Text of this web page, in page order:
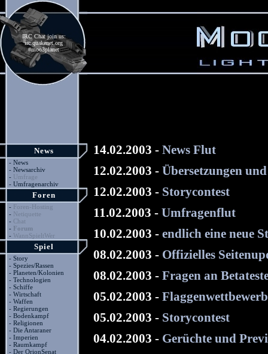
IRC Chat join us:
irc.quakenet.org
#moo3planet
News
- News
- Newsarchiv
- Umfrage
- Umfragenarchiv
Foren
- Foren-Hosting
- Netiquette
- Chat
- Forum
- WannSpieltWer
Spiel
- Story
- Spezies/Rassen
- Planeten/Kolonien
- Technologien
- Schiffe
- Wirtschaft
- Waffen
- Regierungen
- Bodenkampf
- Religionen
- Die Antaraner
- Imperien
- Raumkampf
- Der OrionSenat
14.02.2003 - News Flut
12.02.2003 - Übersetzungen
12.02.2003 - Storycontest
11.02.2003 - Umfragenflut
10.02.2003 - endlich eine neue
08.02.2003 - Offizielles
08.02.2003 - Fragen an
05.02.2003 - Flaggenwettbewerb
05.02.2003 - Storycontest
04.02.2003 - Gerüchte und